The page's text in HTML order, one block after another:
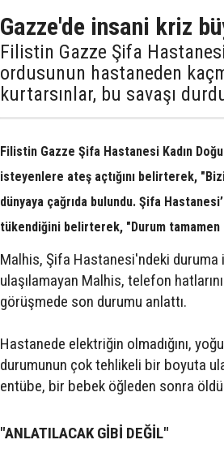
Gazze'de insani kriz
Filistin Gazze Şifa
ordusunun hastaneden
kurtarsınlar, bu savaşı
Filistin Gazze Şifa Hastanesi Kadın
isteyenlere ateş açtığını belirterek,
dünyaya çağrıda bulundu. Şifa
tükendiğini belirterek, "Durum tamamen
Malhis, Şifa Hastanesi'ndeki duruma
ulaşılamayan Malhis, telefon
görüşmede son durumu anlattı.
Hastanede elektriğin olmadığını,
durumunun çok tehlikeli bir boyuta
entübe, bir bebek öğleden sonra
"ANLATILACAK GİBİ DEĞİL"